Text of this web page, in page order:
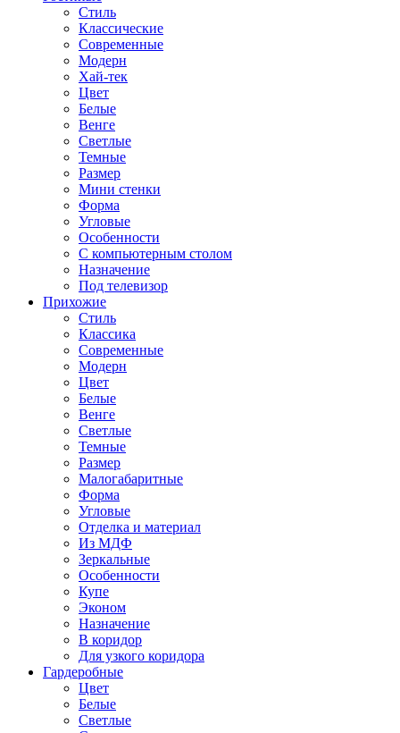
Стиль
Классические
Современные
Модерн
Хай-тек
Цвет
Белые
Венге
Светлые
Темные
Размер
Мини стенки
Форма
Угловые
Особенности
С компьютерным столом
Назначение
Под телевизор
Прихожие
Стиль
Классика
Современные
Модерн
Цвет
Белые
Венге
Светлые
Темные
Размер
Малогабаритные
Форма
Угловые
Отделка и материал
Из МДФ
Зеркальные
Особенности
Купе
Эконом
Назначение
В коридор
Для узкого коридора
Гардеробные
Цвет
Белые
Светлые